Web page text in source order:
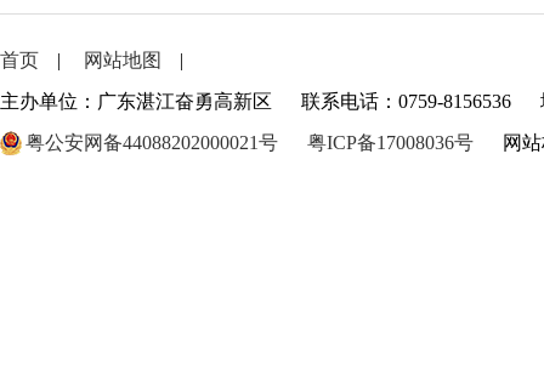
首页 | 网站地图
|
主办单位：广东湛江奋勇高新区
联系电话：0759-8156536
粤公安网备44088202000021号
粤ICP备17008036号 网